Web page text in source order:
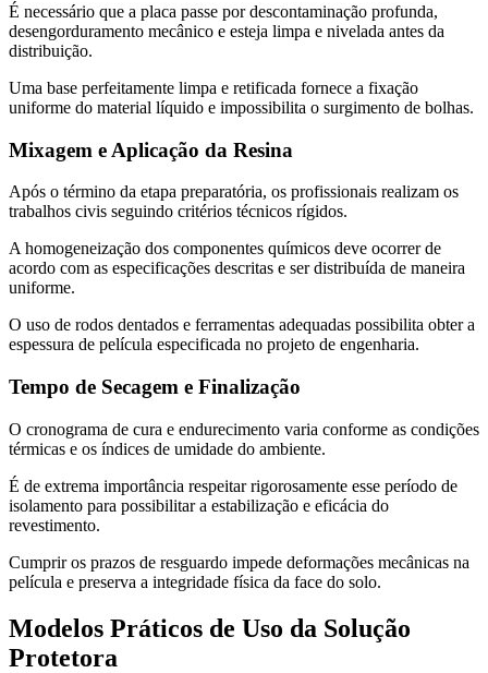
É necessário que a placa passe por descontaminação profunda,
desengorduramento mecânico e esteja limpa e nivelada antes da
distribuição.
Uma base perfeitamente limpa e retificada fornece a fixação
uniforme do material líquido e impossibilita o surgimento de bolhas.
Mixagem e Aplicação da Resina
Após o término da etapa preparatória, os profissionais realizam os
trabalhos civis seguindo critérios técnicos rígidos.
A homogeneização dos componentes químicos deve ocorrer de
acordo com as especificações descritas e ser distribuída de maneira
uniforme.
O uso de rodos dentados e ferramentas adequadas possibilita obter a
espessura de película especificada no projeto de engenharia.
Tempo de Secagem e Finalização
O cronograma de cura e endurecimento varia conforme as condições
térmicas e os índices de umidade do ambiente.
É de extrema importância respeitar rigorosamente esse período de
isolamento para possibilitar a estabilização e eficácia do
revestimento.
Cumprir os prazos de resguardo impede deformações mecânicas na
película e preserva a integridade física da face do solo.
Modelos Práticos de Uso da Solução
Protetora